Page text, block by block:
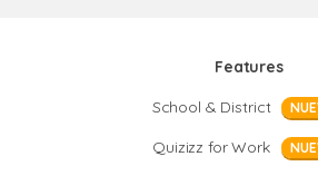
Features
School & District
Quizizz for Work